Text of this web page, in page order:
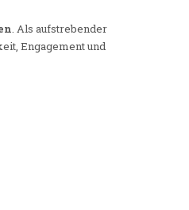
. Als aufstrebender
Engagement und